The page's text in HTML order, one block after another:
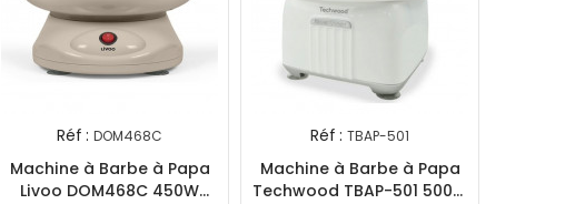
Réf : DOM468C
Machine à Barbe à Papa
Livoo DOM468C 450W
Réf : TBAP-501
Machine à Barbe à Papa
Techwood TBAP-501 500W